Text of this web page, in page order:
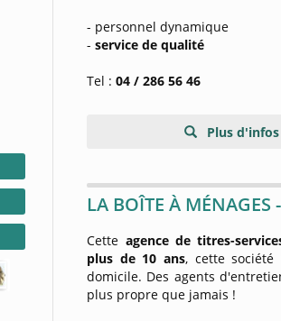
- personnel dynamique
-service de qualité
Tel :04 / 286 56 46
Plus d'infos
LA BOÎTE À MÉNAGES
Cette agence de titres-
plus de 10 ans, cette
domicile. Des agents
plus propre que jamais !